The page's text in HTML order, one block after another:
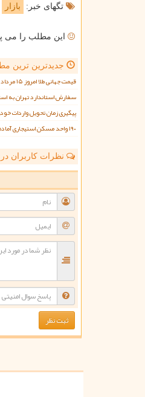
تگهای خبر: بازار
این مطلب را می
جدیدترین ترین
قیمت جهانی طلا امروز ۱۵ مرداد هر اونس به ۴۲۶۵ دلار و ۲۲ سنت رسید
سفارش استاندارد تهران به
پیگیری زمان تحویل واردات
۱۹۰ واحد مسکن استیجاری آماده واگذاری به زوج های جوان است
نظرات کاربران